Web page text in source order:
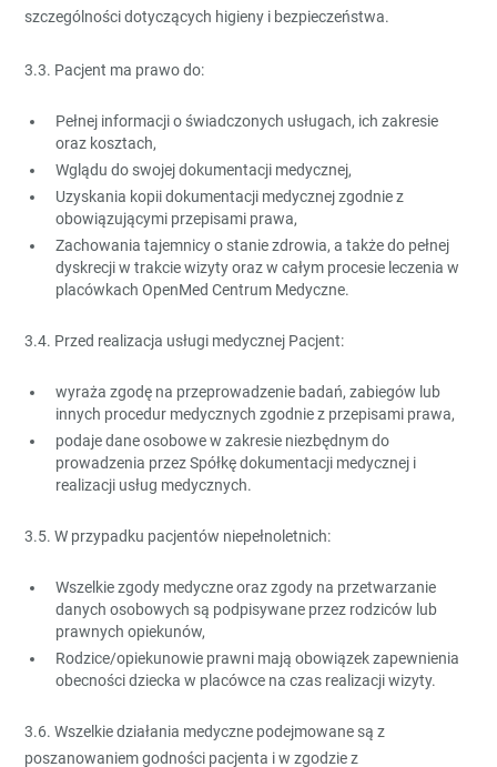
szczególności dotyczących higieny i bezpieczeństwa.
3.3. Pacjent ma prawo do:
Pełnej informacji o świadczonych usługach, ich zakresie
oraz kosztach,
Wglądu do swojej dokumentacji medycznej,
Uzyskania kopii dokumentacji medycznej zgodnie z
obowiązującymi przepisami prawa,
Zachowania tajemnicy o stanie zdrowia, a także do pełnej
dyskrecji w trakcie wizyty oraz w całym procesie leczenia w
placówkach OpenMed Centrum Medyczne.
3.4. Przed realizacja usługi medycznej Pacjent:
wyraża zgodę na przeprowadzenie badań, zabiegów lub
innych procedur medycznych zgodnie z przepisami prawa,
podaje dane osobowe w zakresie niezbędnym do
prowadzenia przez Spółkę dokumentacji medycznej i
realizacji usług medycznych.
3.5. W przypadku pacjentów niepełnoletnich:
Wszelkie zgody medyczne oraz zgody na przetwarzanie
danych osobowych są podpisywane przez rodziców lub
prawnych opiekunów,
Rodzice/opiekunowie prawni mają obowiązek zapewnienia
obecności dziecka w placówce na czas realizacji wizyty.
3.6. Wszelkie działania medyczne podejmowane są z
poszanowaniem godności pacjenta i w zgodzie z